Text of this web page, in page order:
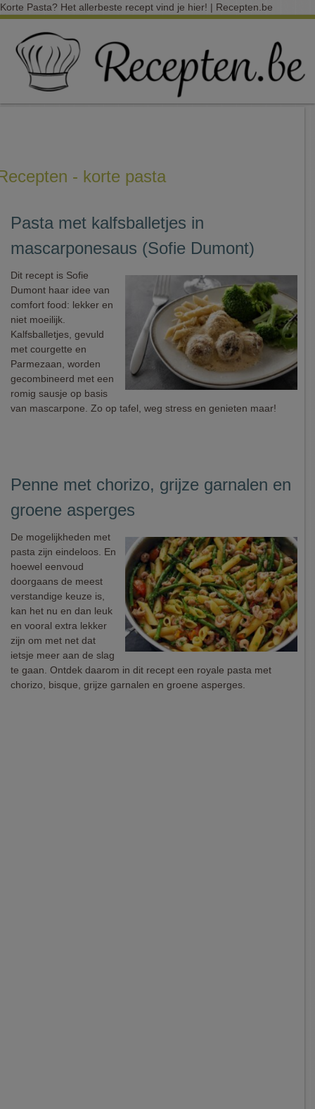
Korte Pasta? Het allerbeste recept vind je hier! | Recepten.be
- korte pasta
Pasta met kalfsballetjes in
mascarponesaus (Sofie Dumont)
Dit recept is Sofie
Dumont haar idee van
comfort food: lekker en
niet moeilijk.
Kalfsballetjes, gevuld
met courgette en
Parmezaan, worden
gecombineerd met een
romig sausje op basis
van mascarpone. Zo op tafel, weg stress en genieten maar!
Penne met chorizo, grijze garnalen en
groene asperges
De mogelijkheden met
pasta zijn eindeloos. En
hoewel eenvoud
doorgaans de meest
verstandige keuze is,
kan het nu en dan leuk
en vooral extra lekker
zijn om met net dat
ietsje meer aan de slag
te gaan. Ontdek daarom in dit recept een royale pasta met
chorizo, bisque, grijze garnalen en groene asperges.